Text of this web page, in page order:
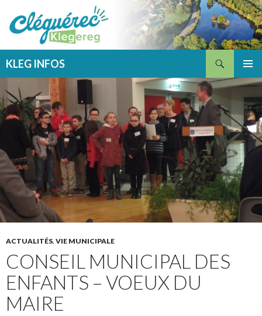
KLEG INFOS
MENU
CONTENU
ACTUALITÉS, VIE MUNICIPALE
CONSEIL MUNICIPAL DES
ENFANTS – VOEUX DU
MAIRE